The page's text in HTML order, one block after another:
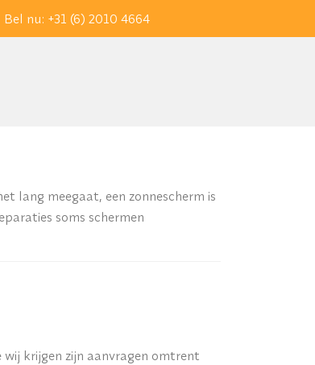
Bel nu: +31 (6) 2010 4664
lang meegaat, een zonnescherm is
soms schermen
krijgen zijn aanvragen omtrent